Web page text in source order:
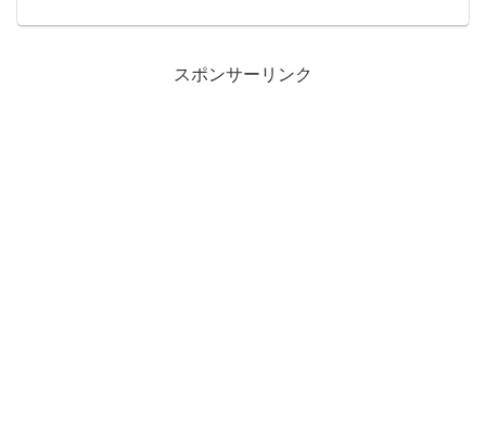
スポンサーリンク